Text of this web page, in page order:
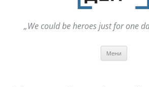
„We could be heroes just for one
Мени